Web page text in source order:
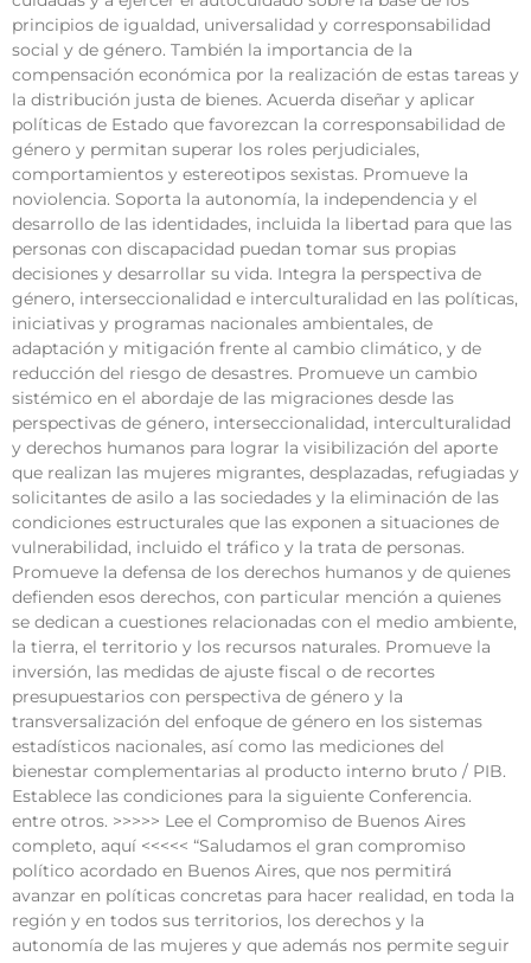
principios de igualdad, universalidad y corresponsabilidad
social y de género. También la importancia de la
compensación económica por la realización de estas tareas y
la distribución justa de bienes. Acuerda diseñar y aplicar
políticas de Estado que favorezcan la corresponsabilidad de
género y permitan superar los roles perjudiciales,
comportamientos y estereotipos sexistas. Promueve la
noviolencia. Soporta la autonomía, la independencia y el
desarrollo de las identidades, incluida la libertad para que las
personas con discapacidad puedan tomar sus propias
decisiones y desarrollar su vida. Integra la perspectiva de
género, interseccionalidad e interculturalidad en las políticas,
iniciativas y programas nacionales ambientales, de
adaptación y mitigación frente al cambio climático, y de
reducción del riesgo de desastres. Promueve un cambio
sistémico en el abordaje de las migraciones desde las
perspectivas de género, interseccionalidad, interculturalidad
y derechos humanos para lograr la visibilización del aporte
que realizan las mujeres migrantes, desplazadas, refugiadas y
solicitantes de asilo a las sociedades y la eliminación de las
condiciones estructurales que las exponen a situaciones de
vulnerabilidad, incluido el tráfico y la trata de personas.
Promueve la defensa de los derechos humanos y de quienes
defienden esos derechos, con particular mención a quienes
se dedican a cuestiones relacionadas con el medio ambiente,
la tierra, el territorio y los recursos naturales. Promueve la
inversión, las medidas de ajuste fiscal o de recortes
presupuestarios con perspectiva de género y la
transversalización del enfoque de género en los sistemas
estadísticos nacionales, así como las mediciones del
bienestar complementarias al producto interno bruto / PIB.
Establece las condiciones para la siguiente Conferencia.
entre otros. >>>>> Lee el Compromiso de Buenos Aires
completo, aquí <<<<< “Saludamos el gran compromiso
político acordado en Buenos Aires, que nos permitirá
avanzar en políticas concretas para hacer realidad, en toda la
región y en todos sus territorios, los derechos y la
autonomía de las mujeres y que además nos permite seguir